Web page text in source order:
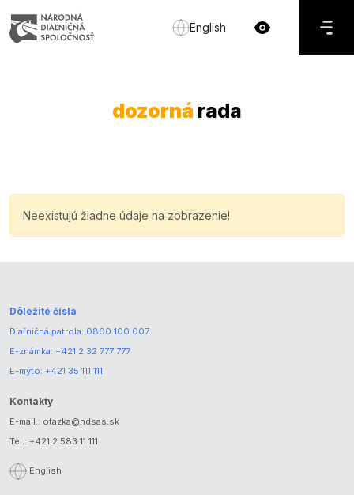
English
dozorná rada
Neexistujú žiadne údaje na zobrazenie!
Dôležité čísla
Diaľničná patrola: 0800 100 007
E-známka: +421 2 32 777 777
E-mýto: +421 35 111 111
Kontakty
E-mail.: otazka@ndsas.sk
Tel.: +421 2 583 11 111
English